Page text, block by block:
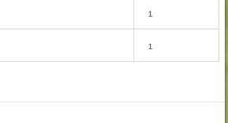
1
1